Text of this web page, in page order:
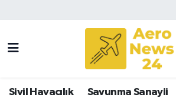
Sivil Havacılık Savunma Sanayii